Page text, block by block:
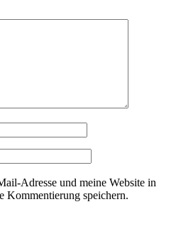
Adresse und meine Website in
Kommentierung speichern.